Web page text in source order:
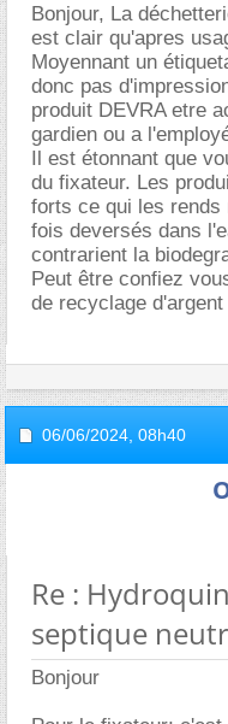
Bonjour, La
est clair qu'apres
Moyennant un
donc pas
produit DEVRA etre
gardien ou a
Il est étonnant que
du fixateur. Les
forts ce qui les rends
fois deversés dans
contrarient la
Peut être confiez
de recyclage
06/06/2024, 08h40
Re :
septique
Bonjour